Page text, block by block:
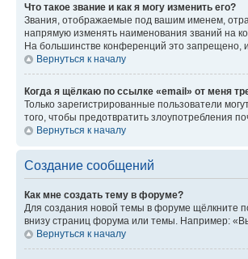
Что такое звание и как я могу изменить его?
Звания, отображаемые под вашим именем,
напрямую изменять наименования званий на
На большинстве конференций это запрещено,
Вернуться к началу
Когда я щёлкаю по ссылке «email» от меня
Только зарегистрированные пользователи
того, чтобы предотвратить злоупотребления
Вернуться к началу
Создание сообщений
Как мне создать тему в форуме?
Для создания новой темы в форуме щёлкните
внизу страниц форума или темы. Например:
Вернуться к началу